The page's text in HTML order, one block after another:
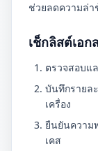
ช่วยลดความล่
เช็กลิสต์เอ
ตรวจสอบแ
บันทึกรายล
เครื่อง
ยืนยันความ
เคส